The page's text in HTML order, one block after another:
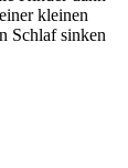
kleinen
Schlaf sinken